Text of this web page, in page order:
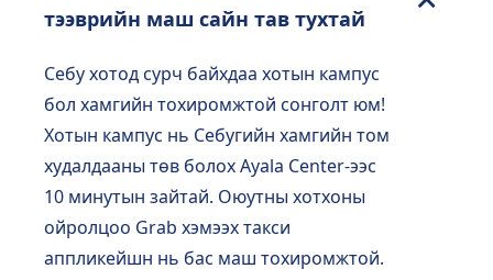
тээврийн маш сайн тав тухтай
Себу хотод сурч байхдаа хотын кампус
бол хамгийн тохиромжтой сонголт юм!
Хотын кампус нь Себугийн хамгийн том
худалдааны төв болох Ayala Center-ээс
10 минутын зайтай. Оюутны хотхоны
ойролцоо Grab хэмээх такси
аппликейшн нь бас маш тохиромжтой.